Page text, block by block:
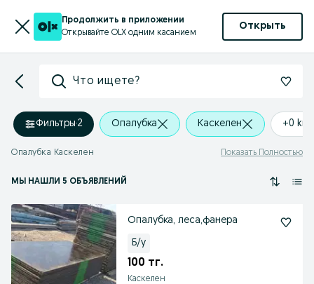
Продолжить в приложении
Открывайте OLX одним касанием
Открыть
Что ищете?
Фильтры·2 Опалубка Каскелен +0 km
Опалубка Каскелен Показать Полностью
МЫ НАШЛИ 5 ОБЪЯВЛЕНИЙ
Опалубка, леса,фанера
Б/у
100 тг.
Каскелен